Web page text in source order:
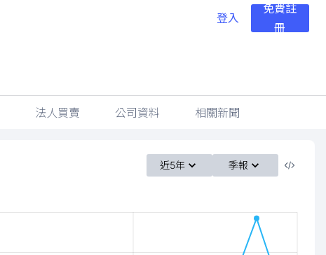
登入
免費註
冊
法人買賣 公司資料 相關新聞
近5年 季報